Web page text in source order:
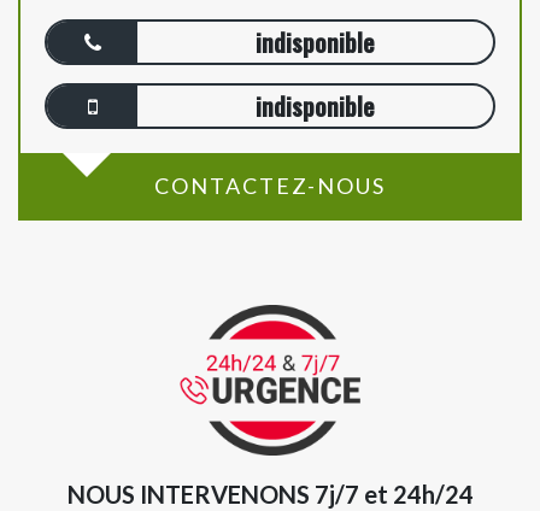
indisponible
indisponible
CONTACTEZ-NOUS
NOUS INTERVENONS 7j/7 et 24h/24